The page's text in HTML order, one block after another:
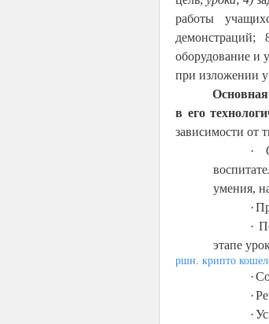
работы
оборудование и
при изложении
Основная
в его
зависимости от
·
умения,
·
·
этапе
ршн. крипто
·
·
·